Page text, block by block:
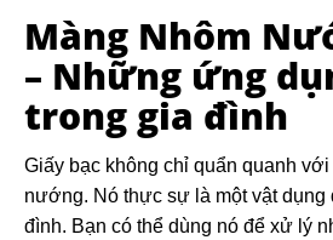
Màng Nhôm
– Những ứng
trong gia đình
Giấy bạc không chỉ quẩn quanh
nướng. Nó thực sự là một vật dụng
đình. Bạn có thể dùng nó để xử lý